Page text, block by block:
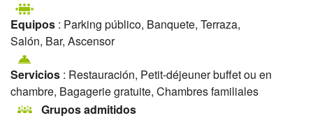
Equipos : Parking público, Banquete, Terraza,
Salón, Bar, Ascensor
Servicios : Restauración, Petit-déjeuner buffet ou en
chambre, Bagagerie gratuite, Chambres familiales
Grupos admitidos